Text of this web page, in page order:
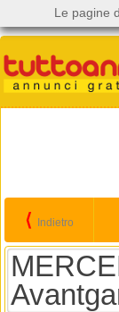
⟨ Indietro
Le pagine